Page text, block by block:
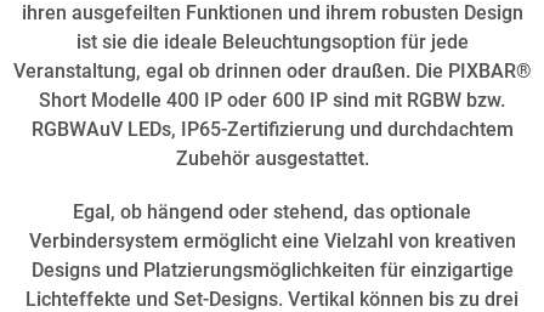
ihren ausgefeilten Funktionen und ihrem robusten Design
ist sie die ideale Beleuchtungsoption für jede
Veranstaltung, egal ob drinnen oder draußen. Die PIXBAR®
Short Modelle 400 IP oder 600 IP sind mit RGBW bzw.
RGBWAuV LEDs, IP65-Zertifizierung und durchdachtem
Zubehör ausgestattet.
Egal, ob hängend oder stehend, das optionale
Verbindersystem ermöglicht eine Vielzahl von kreativen
Designs und Platzierungsmöglichkeiten für einzigartige
Lichteffekte und Set-Designs. Vertikal können bis zu drei